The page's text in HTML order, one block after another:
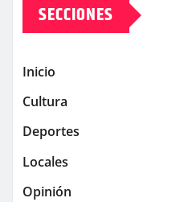
SECCIONES
Inicio
Cultura
Deportes
Locales
Opinión